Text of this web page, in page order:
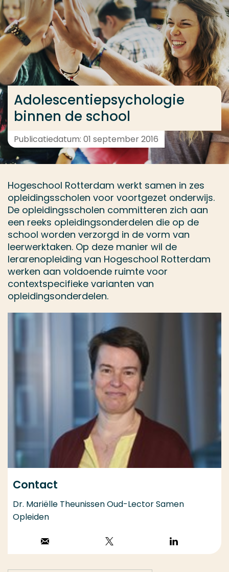
Ga direct naar de content
... > Resultaten
Adolescentiepsychologie
binnen de school
Publicatiedatum: 01 september 2016
Hogeschool Rotterdam werkt samen in zes
opleidingsscholen voor voortgezet onderwijs.
De opleidingsscholen committeren zich aan
een reeks opleidingsonderdelen die op de
school worden verzorgd in de vorm van
leerwerktaken. Op deze manier wil de
lerarenopleiding van Hogeschool Rotterdam
werken aan voldoende ruimte voor
contextspecifieke varianten van
opleidingsonderdelen.
Contact
Dr. Mariëlle Theunissen Oud-Lector Samen
Opleiden
Stuur een email
LinkedIn
Veel gezocht
Opleiding